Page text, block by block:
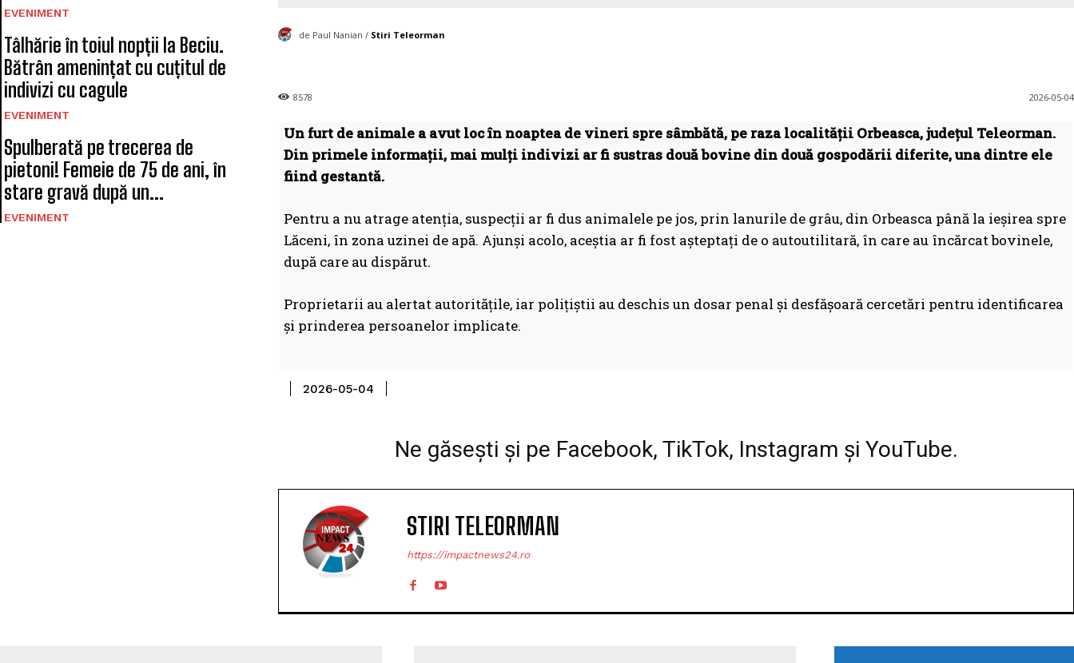
EVENIMENT
Tâlhărie în toiul nopții la Beciu.
Bătrân amenințat cu cuțitul de
indivizi cu cagule
EVENIMENT
Spulberată pe trecerea de
pietoni! Femeie de 75 de ani, în
stare gravă după un...
EVENIMENT
de Paul Nanian / Stiri Teleorman
2026-05-04
8578
Un furt de animale a avut loc în noaptea de vineri spre sâmbătă, pe raza localității Orbeasca, județul Teleorman.
Din primele informații, mai mulți indivizi ar fi sustras două bovine din două gospodării diferite, una dintre ele
fiind gestantă.
Pentru a nu atrage atenția, suspecții ar fi dus animalele pe jos, prin lanurile de grâu, din Orbeasca până la ieșirea spre
Lăceni, în zona uzinei de apă. Ajunși acolo, aceștia ar fi fost așteptați de o autoutilitară, în care au încărcat bovinele,
după care au dispărut.
Proprietarii au alertat autoritățile, iar polițiștii au deschis un dosar penal și desfășoară cercetări pentru identificarea
și prinderea persoanelor implicate.
2026-05-04
Ne găsești și pe Facebook, TikTok, Instagram și YouTube.
STIRI TELEORMAN
https://impactnews24.ro